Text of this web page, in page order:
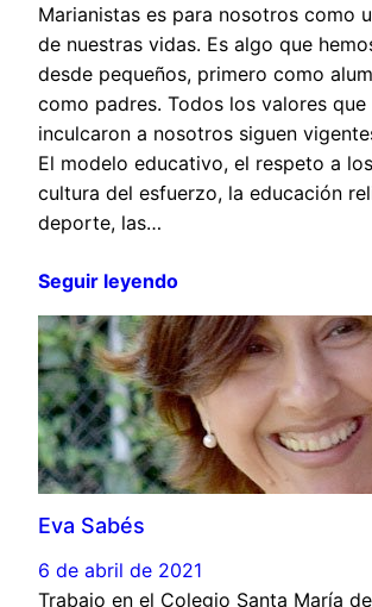
Marianistas es para nosotros como
de nuestras vidas. Es algo que
desde pequeños, primero como
como padres. Todos los valores que
inculcaron a nosotros siguen
El modelo educativo, el respeto a
cultura del esfuerzo, la educación
deporte, las…
Seguir leyendo
Eva Sabés
6 de abril de 2021
Trabajo en el Colegio Santa María